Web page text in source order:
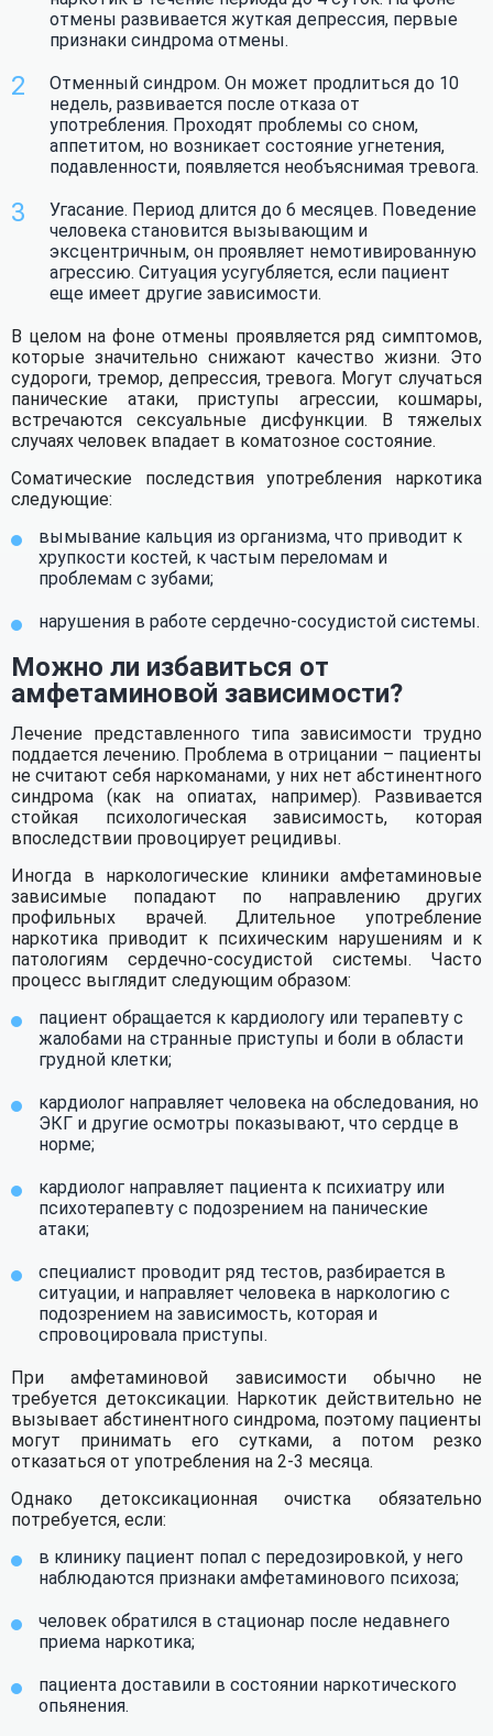
отмены развивается жуткая депрессия, первые
признаки синдрома отмены.
Отменный синдром. Он может продлиться до 10
недель, развивается после отказа от
употребления. Проходят проблемы со сном,
аппетитом, но возникает состояние угнетения,
подавленности, появляется необъяснимая тревога.
Угасание. Период длится до 6 месяцев. Поведение
человека становится вызывающим и
эксцентричным, он проявляет немотивированную
агрессию. Ситуация усугубляется, если пациент
еще имеет другие зависимости.
В целом на фоне отмены проявляется ряд симптомов,
которые значительно снижают качество жизни. Это
судороги, тремор, депрессия, тревога. Могут случаться
панические атаки, приступы агрессии, кошмары,
встречаются сексуальные дисфункции. В тяжелых
случаях человек впадает в коматозное состояние.
Соматические последствия употребления наркотика
следующие:
вымывание кальция из организма, что приводит к
хрупкости костей, к частым переломам и
проблемам с зубами;
нарушения в работе сердечно-сосудистой системы.
Можно ли избавиться от
амфетаминовой зависимости?
Лечение представленного типа зависимости трудно
поддается лечению. Проблема в отрицании – пациенты
не считают себя наркоманами, у них нет абстинентного
синдрома (как на опиатах, например). Развивается
стойкая психологическая зависимость, которая
впоследствии провоцирует рецидивы.
Иногда в наркологические клиники амфетаминовые
зависимые попадают по направлению других
профильных врачей. Длительное употребление
наркотика приводит к психическим нарушениям и к
патологиям сердечно-сосудистой системы. Часто
процесс выглядит следующим образом:
пациент обращается к кардиологу или терапевту с
жалобами на странные приступы и боли в области
грудной клетки;
кардиолог направляет человека на обследования, но
ЭКГ и другие осмотры показывают, что сердце в
норме;
кардиолог направляет пациента к психиатру или
психотерапевту с подозрением на панические
атаки;
специалист проводит ряд тестов, разбирается в
ситуации, и направляет человека в наркологию с
подозрением на зависимость, которая и
спровоцировала приступы.
При амфетаминовой зависимости обычно не
требуется детоксикации. Наркотик действительно не
вызывает абстинентного синдрома, поэтому пациенты
могут принимать его сутками, а потом резко
отказаться от употребления на 2-3 месяца.
Однако детоксикационная очистка обязательно
потребуется, если:
в клинику пациент попал с передозировкой, у него
наблюдаются признаки амфетаминового психоза;
человек обратился в стационар после недавнего
приема наркотика;
пациента доставили в состоянии наркотического
опьянения.
Получить помощь
Оставьте контактные данные для связи
со специалистом
Нажимая кнопку «Оставить заявку», вы соглашаетесь с
обработкой персональных данных
Задать вопрос
Нажимая кнопку «Отправить», вы соглашаетесь с
обработкой персональных данныхиполитикой
конфиденциальности
Сколько стоит для вас
поддержание текущей
ситуации?
взятки
алкоголь
Детоксикация
(кодировки,
психологи,
наркологи)
Мед. услуги
и лекарства
Штрафы за
вождение в
нетрезвом виде
Вы тратите на
поддержание
100660
Получить бесплатную консультацию
Ошибка отправления заявки!
Ого! Вы похожи на робота! Попробуйте
отправить заявку позже.
Ростов-на-Дону
Екатеринбург
Нижний Новгород
Омск
Волгоград